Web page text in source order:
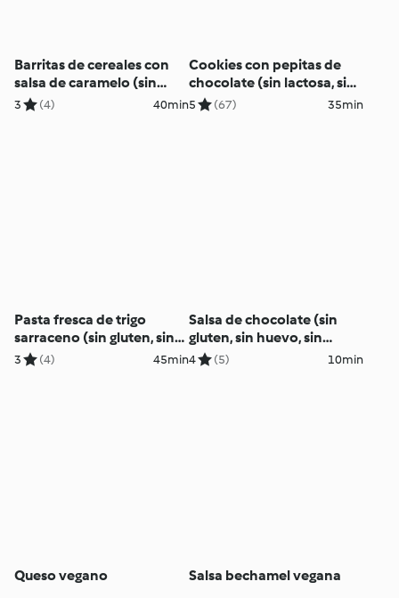
Barritas de cereales con
salsa de caramelo (sin
gluten)
3 (4) 40min
Cookies con pepitas de
chocolate (sin lactosa, sin
huevo)
5 (67) 35min
Pasta fresca de trigo
sarraceno (sin gluten, sin
huevo, sin lácteos y sin
3 (4) 45min
Salsa de chocolate (sin
gluten, sin huevo, sin
lácteos)
4 (5) 10min
Queso vegano Salsa bechamel vegana